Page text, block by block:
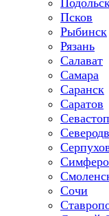
Псков
Рыбинск
Рязань
Салават
Самара
Саранск
Саратов
Сочи